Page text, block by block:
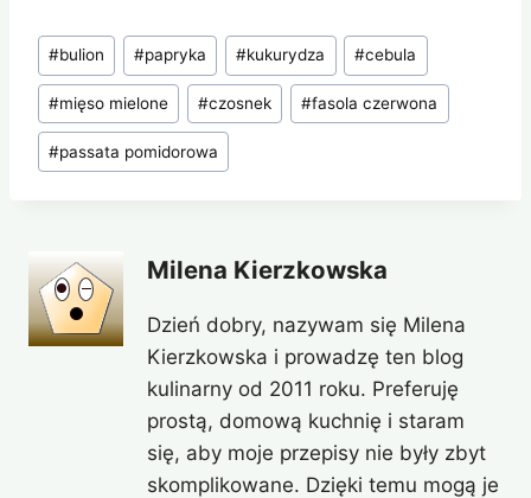
Tagi
wpisu:
#bulion #papryka #kukurydza #cebula
#mięso mielone #czosnek #fasola czerwona
#passata pomidorowa
Milena Kierzkowska
Dzień dobry, nazywam się Milena
Kierzkowska i prowadzę ten blog
kulinarny od 2011 roku. Preferuję
prostą, domową kuchnię i staram
się, aby moje przepisy nie były zbyt
skomplikowane. Dzięki temu mogą je